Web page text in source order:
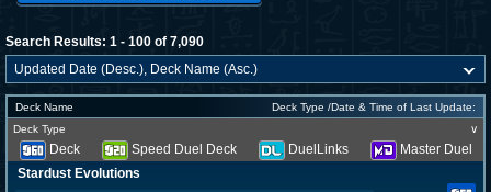
Search Results: 1 - 100 of 7,090
Deck Name
Deck Type /Date & Time of Last Update:
Deck Type
∨
Deck Speed Duel Deck DuelLinks
Master Duel
Stardust Evolutions